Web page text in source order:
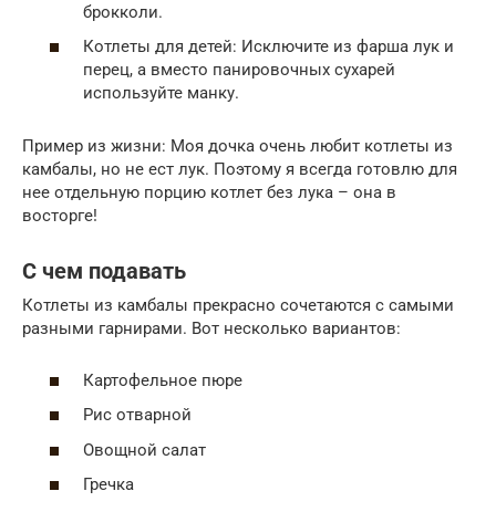
брокколи.
Котлеты для детей: Исключите из фарша лук и
перец, а вместо панировочных сухарей
используйте манку.
Пример из жизни: Моя дочка очень любит котлеты из
камбалы, но не ест лук. Поэтому я всегда готовлю для
нее отдельную порцию котлет без лука – она в
восторге!
С чем подавать
Котлеты из камбалы прекрасно сочетаются с самыми
разными гарнирами. Вот несколько вариантов:
Картофельное пюре
Рис отварной
Овощной салат
Гречка